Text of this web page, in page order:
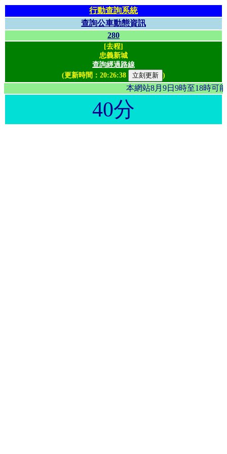
行動查詢系統
查詢公車動態資訊
280
[去程]
忠義新城
查詢經過路線
(更新時間： 20:26:38 )
本網站8月9日9時至18
40分